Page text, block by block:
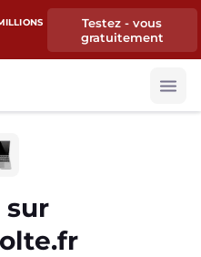
Testez - vous
gratuitement
sur